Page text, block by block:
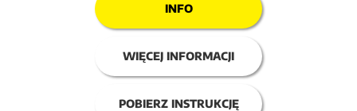
INFO
WIĘCEJ INFORMACJI
POBIERZ INSTRUKCJĘ